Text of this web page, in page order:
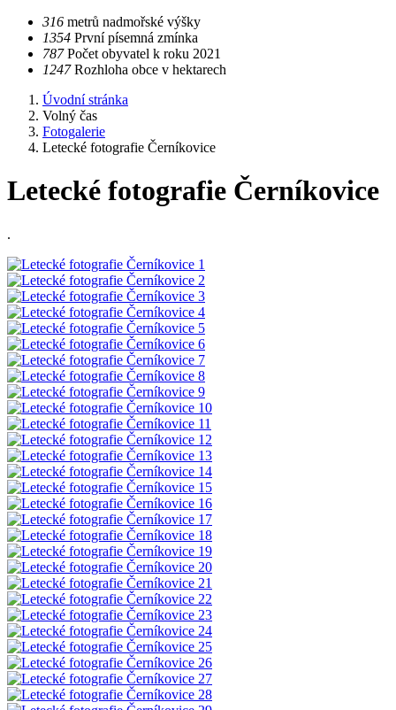
​​316 metrů nadmořské výšky
​​1354 První písemná zmínka
​​787 Počet obyvatel k roku 2021
​​1247 Rozhloha obce v hektarech
Úvodní stránka
Volný čas
Fotogalerie
Letecké fotografie Černíkovice
Letecké fotografie Černíkovice
.